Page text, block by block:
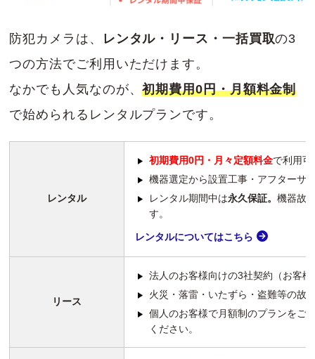
防犯カメラは、 レンタル・リース・一括買取の3
つの方法でご利用いただけます。
なかでも人気なのが、初期費用0円・月額料金制
で始められるレンタルプランです。
レンタル
初期費用0円・月々定額料金で利用可
機器選定から設置工事・アフターサ
レンタル期間中は永久保証。機器故
す。
レンタルについてはこちら
リース
法人のお客様向けの3社契約（お客
火災・落雷・いたずら・盗難等の故
個人のお客様で月額制のプランをご
ください。